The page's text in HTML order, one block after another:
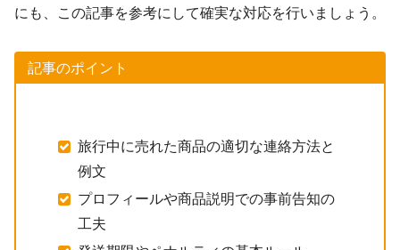
にも、この記事を参考にして確実な対応を行いましょう。
記事のポイント
旅行中に売れた商品の適切な連絡方法と
例文
プロフィールや商品説明での事前告知の
工夫